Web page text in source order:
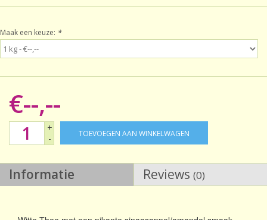
Sale!
Laatste kans!
Maak een keuze: *
€--,--
+
-
TOEVOEGEN AAN WINKELWAGEN
Informatie Reviews (0)